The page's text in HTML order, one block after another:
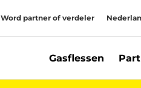
Word partner of verdeler
Gasflessen